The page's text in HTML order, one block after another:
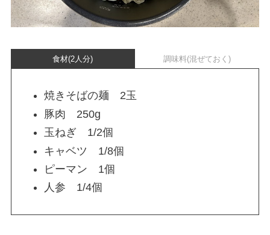
食材(2人分) 調味料(混ぜておく)
焼きそばの麺 2玉
豚肉 250g
玉ねぎ 1/2個
キャベツ 1/8個
ピーマン 1個
人参 1/4個